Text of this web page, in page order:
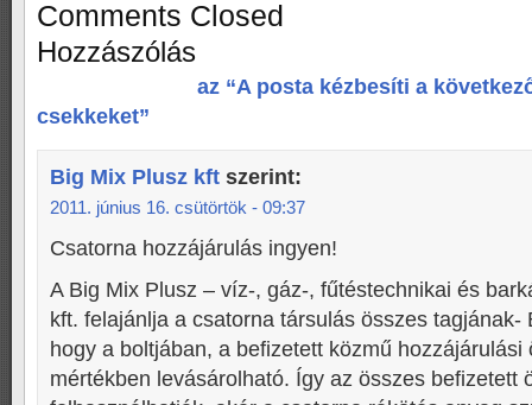
Comments Closed
Hozzászólás
az “A posta kézbesíti a
csekkeket”
Big Mix Plusz kft szerint:
2011. június 16. csütörtök - 09:37
Csatorna hozzájárulás ingyen!
A Big Mix Plusz – víz-, gáz-, fűtéstechnikai és
kft. felajánlja a csatorna társulás összes tagjának-
hogy a boltjában, a befizetett közmű hozzájárulási
mértékben levásárolható. Így az összes befizetett